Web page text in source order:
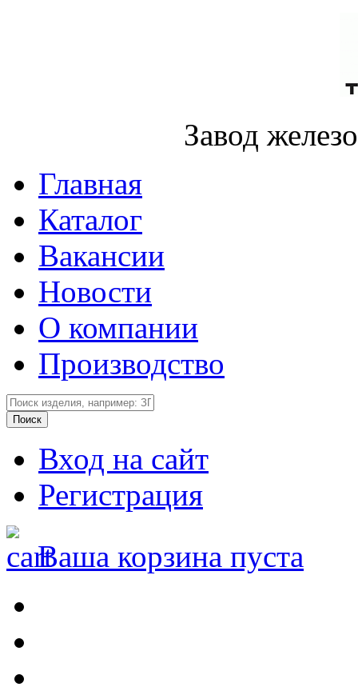
Завод
Главная
Каталог
Вакансии
Новости
О компании
Производство
Вход на сайт
Регистрация
Ваша корзина пуста